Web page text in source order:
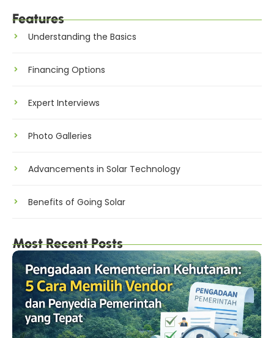
Features
Understanding the Basics
Financing Options
Expert Interviews
Photo Galleries
Advancements in Solar Technology
Benefits of Going Solar
Most Recent Posts